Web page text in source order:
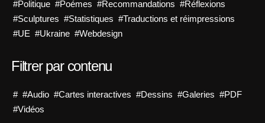
#Politique #Poémes #Recommandations #Réflexions
#Sculptures #Statistiques #Traductions et réimpressions
#UE #Ukraine #Webdesign
Filtrer par contenu
# #Audio #Cartes interactives #Dessins #Galeries #PDF
#Vidéos